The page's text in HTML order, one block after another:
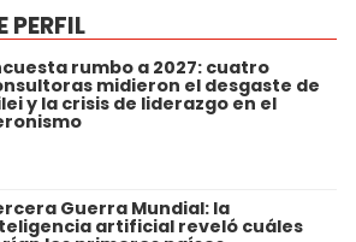
PERFIL
rumbo a 2027: cuatro
midieron el desgaste de
y la crisis de liderazgo en el
Guerra Mundial: la
artificial reveló cuáles